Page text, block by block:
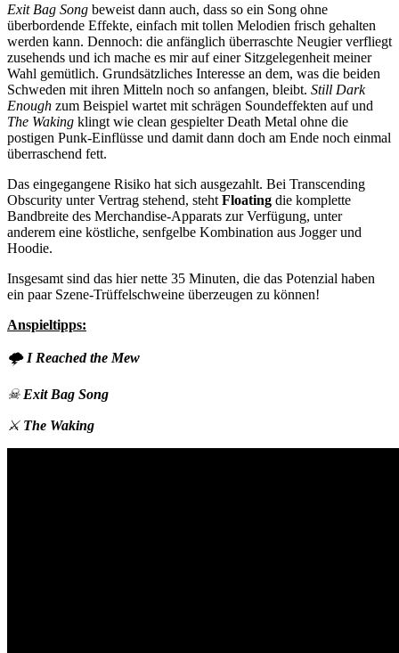
Exit Bag Song beweist dann auch, dass so ein Song ohne
überbordende Effekte, einfach mit tollen Melodien frisch gehalten
werden kann. Dennoch: die anfänglich überraschte Neugier verfliegt
zusehends und ich mache es mir auf einer Sitzgelegenheit meiner
Wahl gemütlich. Grundsätzliches Interesse an dem, was die beiden
Schweden mit ihren Mitteln noch so anfangen, bleibt. Still Dark
Enough zum Beispiel wartet mit schrägen Soundeffekten auf und
The Waking klingt wie clean gespielter Death Metal ohne die
postigen Punk-Einflüsse und damit dann doch am Ende noch einmal
überraschend fett.
Das eingegangene Risiko hat sich ausgezahlt. Bei Transcending
Obscurity unter Vertrag stehend, steht Floating die komplette
Bandbreite des Merchandise-Apparats zur Verfügung, unter
anderem eine köstliche, senfgelbe Kombination aus Jogger und
Hoodie.
Insgesamt sind das hier nette 35 Minuten, die das Potenzial haben
ein paar Szene-Trüffelschweine überzeugen zu können!
Anspieltipps:
🌩 I Reached the Mew
☠ Exit Bag Song
⚔ The Waking